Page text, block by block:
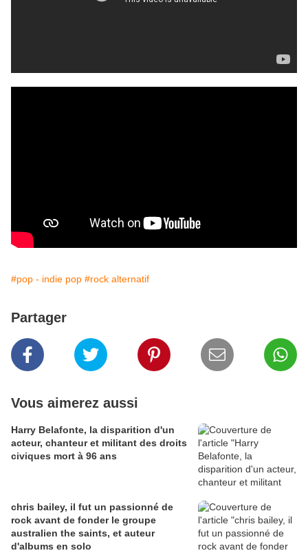
#pop - indie pop #rock alternatif
Partager
Vous aimerez aussi
Harry Belafonte, la disparition d'un
acteur, chanteur et militant des droits
civiques mort à 96 ans
chris bailey, il fut un passionné de
rock avant de fonder le groupe
australien the saints, et auteur
d'albums en solo